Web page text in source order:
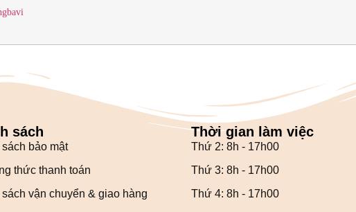
sách
bảo mật
thức thanh toán
vận chuyển & giao hàng
Thời gian làm việc
Thứ 2: 8h - 17h00
Thứ 3: 8h - 17h00
Thứ 4: 8h - 17h00